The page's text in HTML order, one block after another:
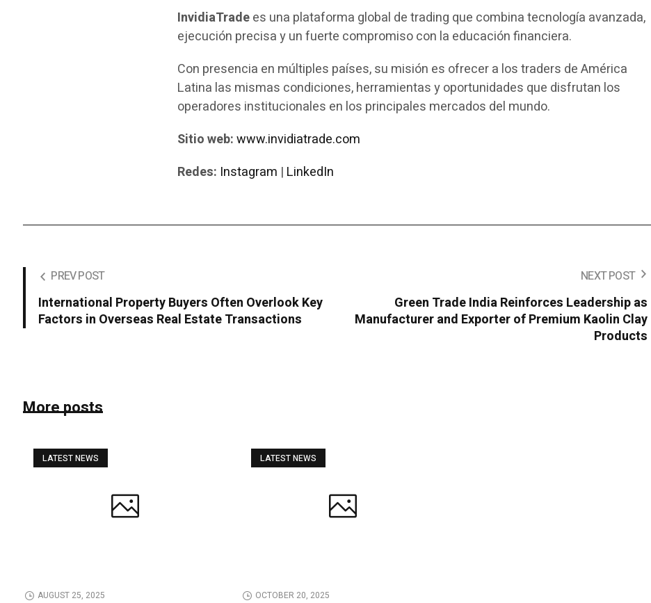
InvidiaTradees una plataforma global de trading que combina tecnología avanzada,
ejecución precisa y un fuerte compromiso con la educación financiera.
Con presencia en múltiples países, su misión es ofrecer a los traders de América
Latina las mismas condiciones, herramientas y oportunidades que disfrutan los
operadores institucionales en los principales mercados del mundo.
Sitio web:www.invidiatrade.com
Redes: Instagram | LinkedIn
PREV POST
International Property Buyers Often Overlook Key
Factors in Overseas Real Estate Transactions
NEXT POST
Green Trade India Reinforces Leadership as
Manufacturer and Exporter of Premium Kaolin Clay
Products
More posts
LATEST NEWS
AUGUST 25, 2025
LATEST NEWS
OCTOBER 20, 2025